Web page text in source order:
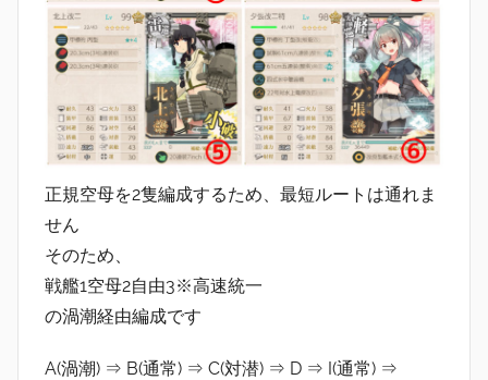
正規空母を2隻編成するため、最短ルートは通れま
せん
そのため、
戦艦1空母2自由3※高速統一
の渦潮経由編成です
A(渦潮) ⇒ B(通常) ⇒ C(対潜) ⇒ D ⇒ I(通常) ⇒